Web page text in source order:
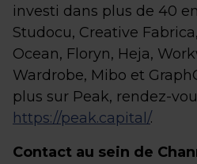
investi dans plus de 40
Studocu, Creative
Ocean, Floryn, Heja,
Wardrobe, Mibo et
plus sur Peak, rendez-
https://peak.capital/.
Contact au sein de